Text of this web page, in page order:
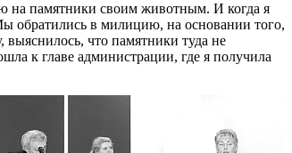
на памятники своим животным. И когда я
обратились в милицию, на основании того,
что памятники туда не
к главе администрации, где я получила